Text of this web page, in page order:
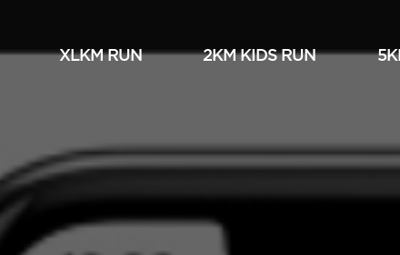
XLKM RUN 2KM KIDS RUN